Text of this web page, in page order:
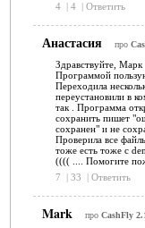
4
4 Ответить
Анастасия про
Здравствуйте, Марк
Программой
Переходила
переустановили в
так . Программа
сохранить пишет
сохранен" и не
Проверила все
тоже есть тоже с
(((( .... Помогите
7
| 33 | Ответить
Mark про CashFly